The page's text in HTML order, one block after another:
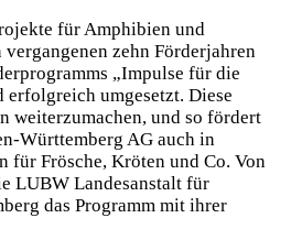
für Amphibien und
zehn Förderjahren
„Impulse für die
umgesetzt. Diese
weiterzumachen, und so fördert
Württemberg AG auch in
für Frösche, Kröten und Co. Von
LUBW Landesanstalt für
das Programm mit ihrer